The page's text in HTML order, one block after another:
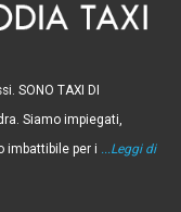
SONO TAXI DI
Siamo impiegati,
imbattibile per i ...Leggi di